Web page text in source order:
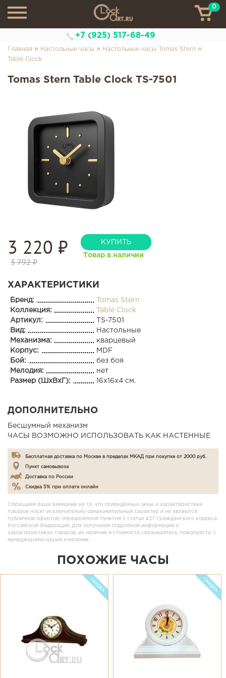
+7 (925) 517-68-49
ТН
0
Главная » Настольные часы » Настольные часы Tomas Stern »
Table Clock
Tomas Stern Table Clock TS-7501
3 220 ₽
3 792 ₽
КУПИТЬ
Товар в наличии
ХАРАКТЕРИСТИКИ
Бренд:
Tomas Stern
Коллекция:
Table Clock
Артикул:
TS-7501
Вид:
Настольные
Механизма:
кварцевый
Корпус:
MDF
Бой:
без боя
Мелодия:
нет
Размер (ШхВхГ):
16x16x4 см.
ДОПОЛНИТЕЛЬНО
Бесшумный механизм
ЧАСЫ ВОЗМОЖНО ИСПОЛЬЗОВАТЬ КАК НАСТЕННЫЕ
Бесплатная доставка по Москве в пределах МКАД при покупке от 2000 руб.
Пункт самовывоза
Доставка по России
Скидка 5% при оплате онлайн
Обращаем ваше внимание на то, что приведённые цены и характеристики
товаров носят исключительно ознакомительный характер и не являются
публичной офертой, определённой пунктом 2 статьи 437 Гражданского кодекса
Российской Федерации. Для получения подробной информации о
характеристиках товаров, их наличия и стоимости связывайтесь, пожалуйста, с
менеджерами нашей компании.
ПОХОЖИЕ ЧАСЫ